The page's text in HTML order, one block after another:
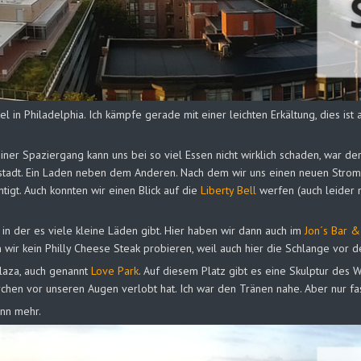
in Philadelphia. Ich kämpfe gerade mit einer leichten Erkältung, dies ist
Spaziergang kann uns bei so viel Essen nicht wirklich schaden, war
Ein Laden neben dem Anderen. Nach dem wir uns einen neuen
Auch konnten wir einen Blick auf die Liberty Bell werfen (auch leider
der es viele kleine Läden gibt. Hier haben wir dann auch im Jon´s Bar
kein Philly Cheese Steak probieren, weil auch hier die Schlange vor
auch genannt Love Park. Auf diesem Platz gibt es eine Skulptur des
vor unseren Augen verlobt hat. Ich war den Tränen nahe. Aber nur
mehr.